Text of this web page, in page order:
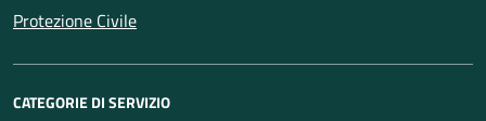
Protezione Civile
CATEGORIE DI SERVIZIO